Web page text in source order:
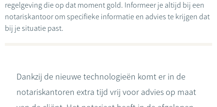
regelgeving die op dat moment gold. Informeer je altijd bij een
notariskantoor om specifieke informatie en advies te krijgen dat
bij je situatie past.
Dankzij de nieuwe technologieën komt er in de
notariskantoren extra tijd vrij voor advies op maat